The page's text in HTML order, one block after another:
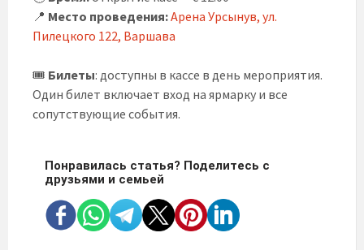
📍 Место проведения:Арена Урсынув, ул.
Пилецкого 122, Варшава
🎟 Билеты: доступны в кассе в день мероприятия.
Один билет включает вход на ярмарку и все
сопутствующие события.
Понравилась статья? Поделитесь с
друзьями и семьей